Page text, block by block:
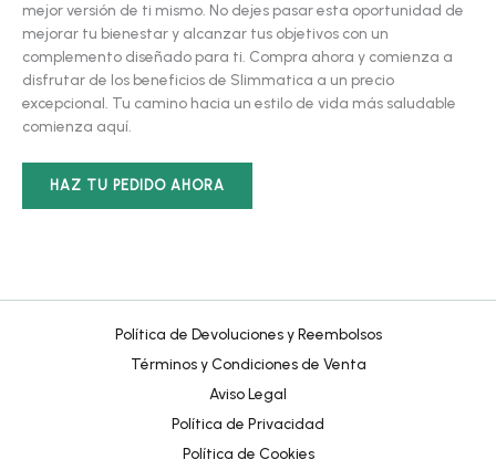
mejor versión de ti mismo. No dejes pasar esta oportunidad de
mejorar tu bienestar y alcanzar tus objetivos con un
complemento diseñado para ti. Compra ahora y comienza a
disfrutar de los beneficios de Slimmatica a un precio
excepcional. Tu camino hacia un estilo de vida más saludable
comienza aquí.
HAZ TU PEDIDO AHORA
Política de Devoluciones y Reembolsos
Términos y Condiciones de Venta
Aviso Legal
Política de Privacidad
Política de Cookies